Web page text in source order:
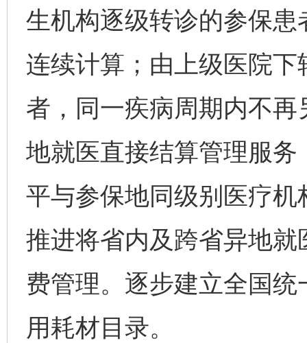
生机构逐级转诊的参保
连续计算；由上级医院
者，同一疾病周期内不
地就医直接结算管理服
平与参保地同级别医疗
推进将省内及跨省异地
费管理。逐步建立全国
用耗材目录。